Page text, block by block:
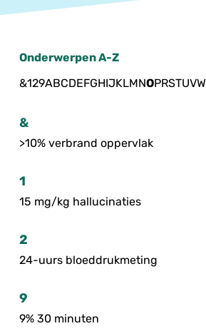
Onderwerpen A-Z
&129ABCDEFGHIJKLMNOPRSTUVW
&
>10% verbrand oppervlak
1
15 mg/kg hallucinaties
2
24-uurs bloeddrukmeting
9
9% 30 minuten